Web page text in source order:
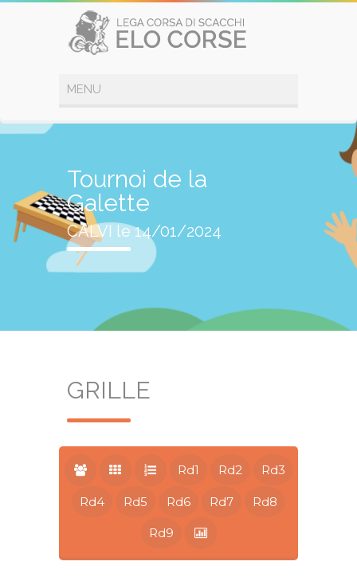
Tournoi de la
Galette
CALVI le 14/01/2024
GRILLE
Rd1 Rd2 Rd3
Rd4 Rd5 Rd6 Rd7 Rd8
Rd9